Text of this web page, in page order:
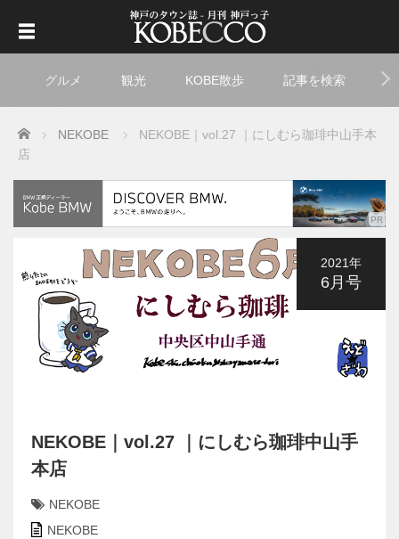
グルメ 観光 KOBE散歩 記事を検索
Home NEKOBE
NEKOBE｜vol.27 ｜にしむら珈琲中山手本
店
2021年
6月号
NEKOBE｜vol.27 ｜にしむら珈琲中山手
本店
NEKOBE
NEKOBE